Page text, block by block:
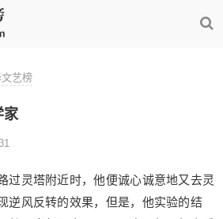
艺榜
家
过灵塔附近时，他便诚心诚意地又去灵
逆风反转的效果，但是，他实验的结